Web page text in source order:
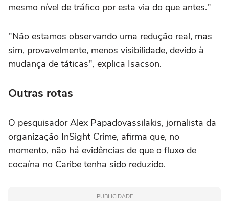
mesmo nível de tráfico por esta via do que antes."
"Não estamos observando uma redução real, mas
sim, provavelmente, menos visibilidade, devido à
mudança de táticas", explica Isacson.
Outras rotas
O pesquisador Alex Papadovassilakis, jornalista da
organização InSight Crime, afirma que, no
momento, não há evidências de que o fluxo de
cocaína no Caribe tenha sido reduzido.
PUBLICIDADE